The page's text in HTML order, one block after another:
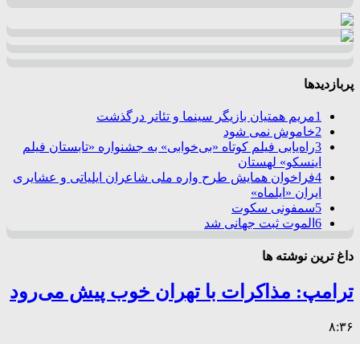
پربازدیدها
1مریم همتیان بازیگر سینما و تئاتر درگذشت
2خاموش نمی شود
3راه‌یابی فیلم کوتاه «بی‌خوابی» به جشنواره «تابستان فیلم
اینسکو» لهستان
4فراخوان همایش طرح واره ملی شاعران ایلیاتی و عشایری
ایران «ایلماه»
5سمفونی سکوت
6 الموت ثبت جهانی شد
داغ ترین نوشته ها
ترامپ: مذاکرات با تهران خوب پیش می‌رود
۸:۳۶